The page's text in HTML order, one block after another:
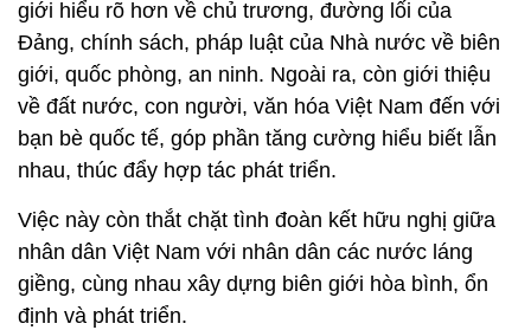
giới hiểu rõ hơn về chủ trương, đường lối của
Đảng, chính sách, pháp luật của Nhà nước về biên
giới, quốc phòng, an ninh. Ngoài ra, còn giới thiệu
về đất nước, con người, văn hóa Việt Nam đến với
bạn bè quốc tế, góp phần tăng cường hiểu biết lẫn
nhau, thúc đẩy hợp tác phát triển.
Việc này còn thắt chặt tình đoàn kết hữu nghị giữa
nhân dân Việt Nam với nhân dân các nước láng
giềng, cùng nhau xây dựng biên giới hòa bình, ổn
định và phát triển.